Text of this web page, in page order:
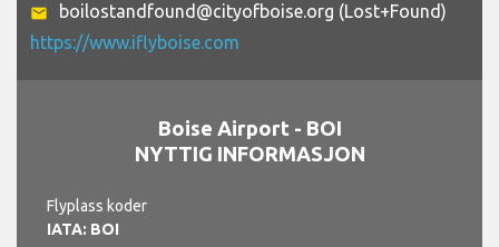
email
boilostandfound@cityofboise.org (Lost+Found)
https://www.iflyboise.com
Boise Airport - BOI
NYTTIG INFORMASJON
Flyplass koder
IATA: BOI